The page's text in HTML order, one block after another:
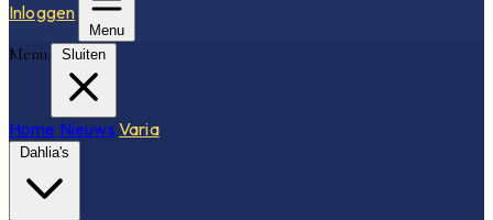
Inloggen
Menu
Menu Sluiten
Home Nieuws Varia
Dahlia's